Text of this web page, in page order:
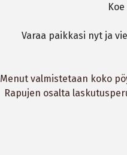
Varaa paikkasi nyt ja
Menut valmistetaan koko
Rapujen osalta